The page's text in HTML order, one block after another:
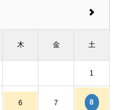
木 金 土
1
6 7 8